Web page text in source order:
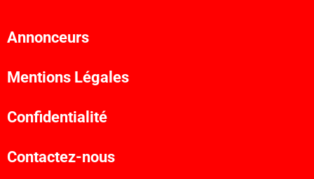
Annonceurs
Mentions Légales
Confidentialité
Contactez-nous